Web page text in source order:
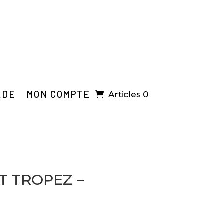
MON COMPTE Articles 0
TROPEZ –